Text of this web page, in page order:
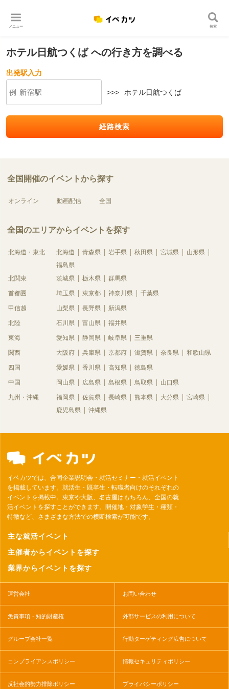
メニュー 検索
ホテル日航つくば への行き方を調べる
出発駅入力
>>> ホテル日航つくば
経路検索
全国開催のイベントから探す
オンライン 動画配信 全国
全国のエリアからイベントを探す
北海道・東北 北海道 青森県 岩手県 秋田県 宮城県
山形県
福島県
北関東
茨城県 栃木県 群馬県
首都圏 埼玉県 東京都 神奈川県 千葉県
甲信越 山梨県 長野県 新潟県
北陸 石川県 富山県 福井県
東海 愛知県 静岡県 岐阜県 三重県
関西 大阪府 兵庫県 京都府 滋賀県 奈良県 和歌山県
四国 愛媛県 香川県 高知県 徳島県
中国 岡山県 広島県 島根県 鳥取県 山口県
九州・沖縄 福岡県 佐賀県 長崎県 熊本県 大分県
宮崎県
鹿児島県
沖縄県
イベカツでは、合同企業説明会・就活セミナー・就活イベント
を掲載しています。就活生・既卒生・転職者向けのそれぞれの
イベントを掲載中。東京や大阪、名古屋はもちろん、全国の就
活イベントを探すことができます。開催地・対象学生・種類・
特徴など、さまざまな方法での横断検索が可能です。
主な就活イベント
主催者からイベントを探す
業界からイベントを探す
運営会社 お問い合わせ
免責事項・知的財産権 外部サービスの利用について
グループ会社一覧 行動ターゲティング広告について
コンプライアンスポリシー 情報セキュリティポリシー
反社会的勢力排除ポリシー プライバシーポリシー